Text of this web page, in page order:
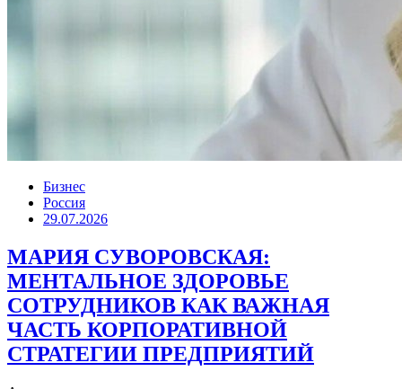
Бизнес
Россия
29.07.2026
МАРИЯ СУВОРОВСКАЯ:
МЕНТАЛЬНОЕ ЗДОРОВЬЕ
СОТРУДНИКОВ КАК ВАЖНАЯ
ЧАСТЬ КОРПОРАТИВНОЙ
СТРАТЕГИИ ПРЕДПРИЯТИЙ